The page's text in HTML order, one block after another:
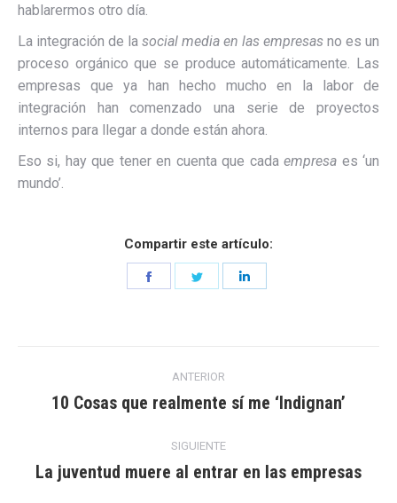
hablarermos otro día.
La integración de la social media en las empresas no es un
proceso orgánico que se produce automáticamente. Las
empresas que ya han hecho mucho en la labor de
integración han comenzado una serie de proyectos
internos para llegar a donde están ahora.
Eso si, hay que tener en cuenta que cadaempresa es ‘un
mundo’.
Compartir este artículo:
Share
entre
ANTERIOR
Entrada
10 Cosas que realmente sí me ‘Indignan’
SIGUIENTE
Entrada
La juventud muere al entrar en las empresas